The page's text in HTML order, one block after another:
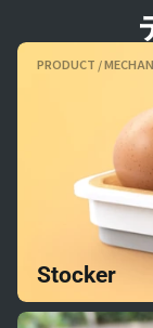
PRODUCT /
Stocker